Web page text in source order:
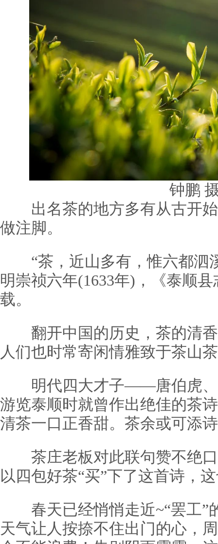
钟鹏
出名茶的地方多有从古开始
做注脚。
“茶，近山多有，惟六都泗
明崇祯六年(1633年)，《泰顺
载。
翻开中国的历史，茶的清香
人们也时常寄闲情雅致于茶山
明代四大才子——唐伯虎、
游览泰顺时就曾作出绝佳的茶
清茶一口正香甜。茶余或可添
茶庄老板对此联句赞不绝口
以四包好茶“买”下了这首诗，
春天已经悄悄走近~“罢工”
天气让人按捺不住出门的心，